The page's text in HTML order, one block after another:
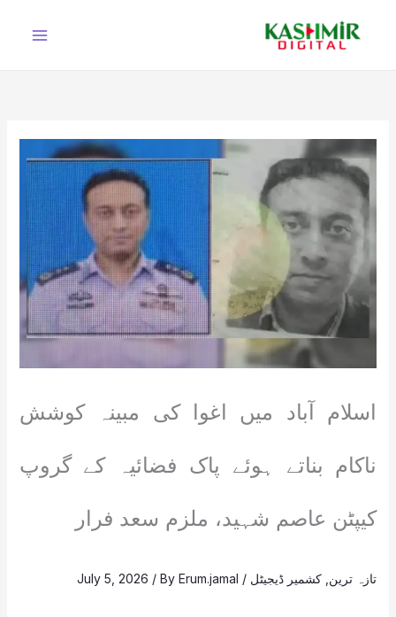
اسلام آباد میں اغوا کی مبینہ کوشش
ناکام بناتے ہوئے پاک فضائیہ کے گروپ
کیپٹن عاصم شہید، ملزم سعد فرار
تازہ ترین کشمیر ڈیجیٹل /
July 5, 2026 / ByErum.jamal